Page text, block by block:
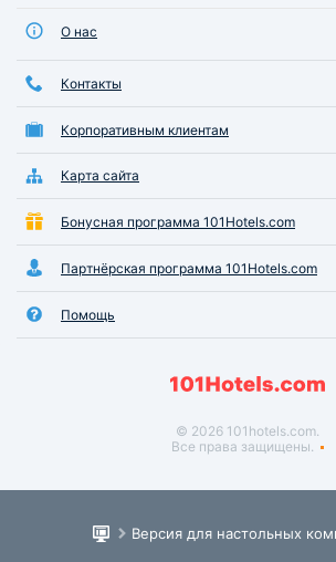
О нас
Контакты
Корпоративным клиентам
Карта сайта
Бонусная программа 101Hotels.com
Партнёрская программа 101Hotels.com
Помощь
© 2026 101hotels.com.
Все права защищены.
Версия для настольных